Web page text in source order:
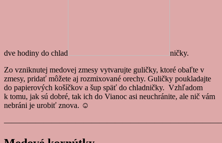
dve hodiny do chlad
ničky.
Zo vzniknutej medovej zmesy vytvarujte guličky, ktoré obaľte v
zmesy, pridať môžete aj rozmixované orechy. Guličky poukladajte
do papierových košíčkov a šup späť do chladničky. Vzhľadom
k tomu, jak sú dobré, tak ich do Vianoc asi neuchránite, ale nič vám
nebráni je urobiť znova. ☺